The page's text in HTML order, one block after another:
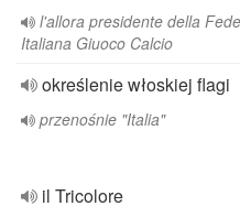
l'allora presidente della
Italiana Giuoco Calcio
określenie włoskiej flagi
przenośnie "Italia"
il Tricolore